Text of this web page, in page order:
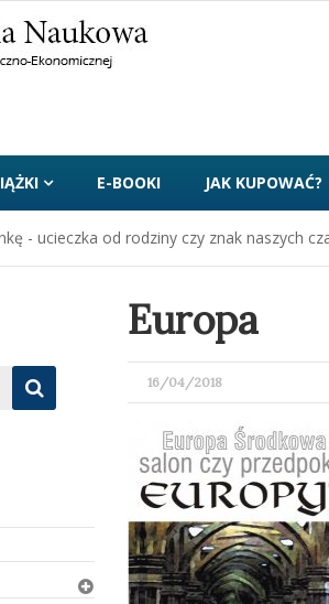
E-BOOKI JAK KUPOWAĆ?
- ucieczka od rodziny czy znak naszych
Europa
POSTED
ON
16/04/2018